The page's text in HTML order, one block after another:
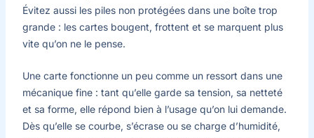
Évitez aussi les piles non protégées dans une boîte trop
grande : les cartes bougent, frottent et se marquent plus
vite qu’on ne le pense.
Une carte fonctionne un peu comme un ressort dans une
mécanique fine : tant qu’elle garde sa tension, sa netteté
et sa forme, elle répond bien à l’usage qu’on lui demande.
Dès qu’elle se courbe, s’écrase ou se charge d’humidité,